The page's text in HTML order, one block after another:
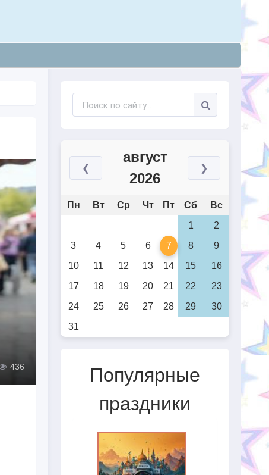
436
❮
август
2026
❯
Пн Вт Ср Чт Пт Сб
Вс
1
2
3
4 5 6 7 8
9
10
11 12 13 14 15
16
17
18 19 20 21 22
23
24
25 26 27 28 29
30
31
Популярные
праздники